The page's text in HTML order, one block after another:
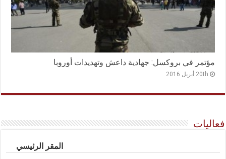
مؤتمر في بروكسل: جهادية داعش وتهديدات أوروبا
20th أبريل 2016
فعاليات
المقر الرئيسي